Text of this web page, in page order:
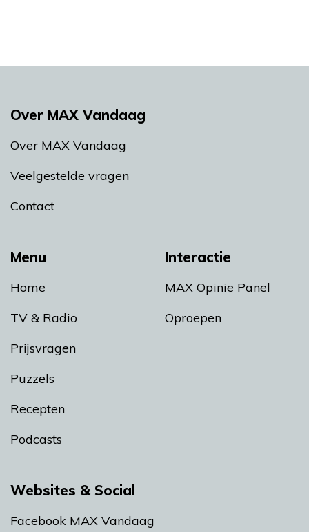
Menu
Home
TV & Radio
Prijsvragen
Puzzels
Recepten
Podcasts
Interactie
MAX Opinie Panel
Oproepen
Over MAX Vandaag
Over MAX Vandaag
Veelgestelde vragen
Contact
Websites & Social
Facebook MAX Vandaag